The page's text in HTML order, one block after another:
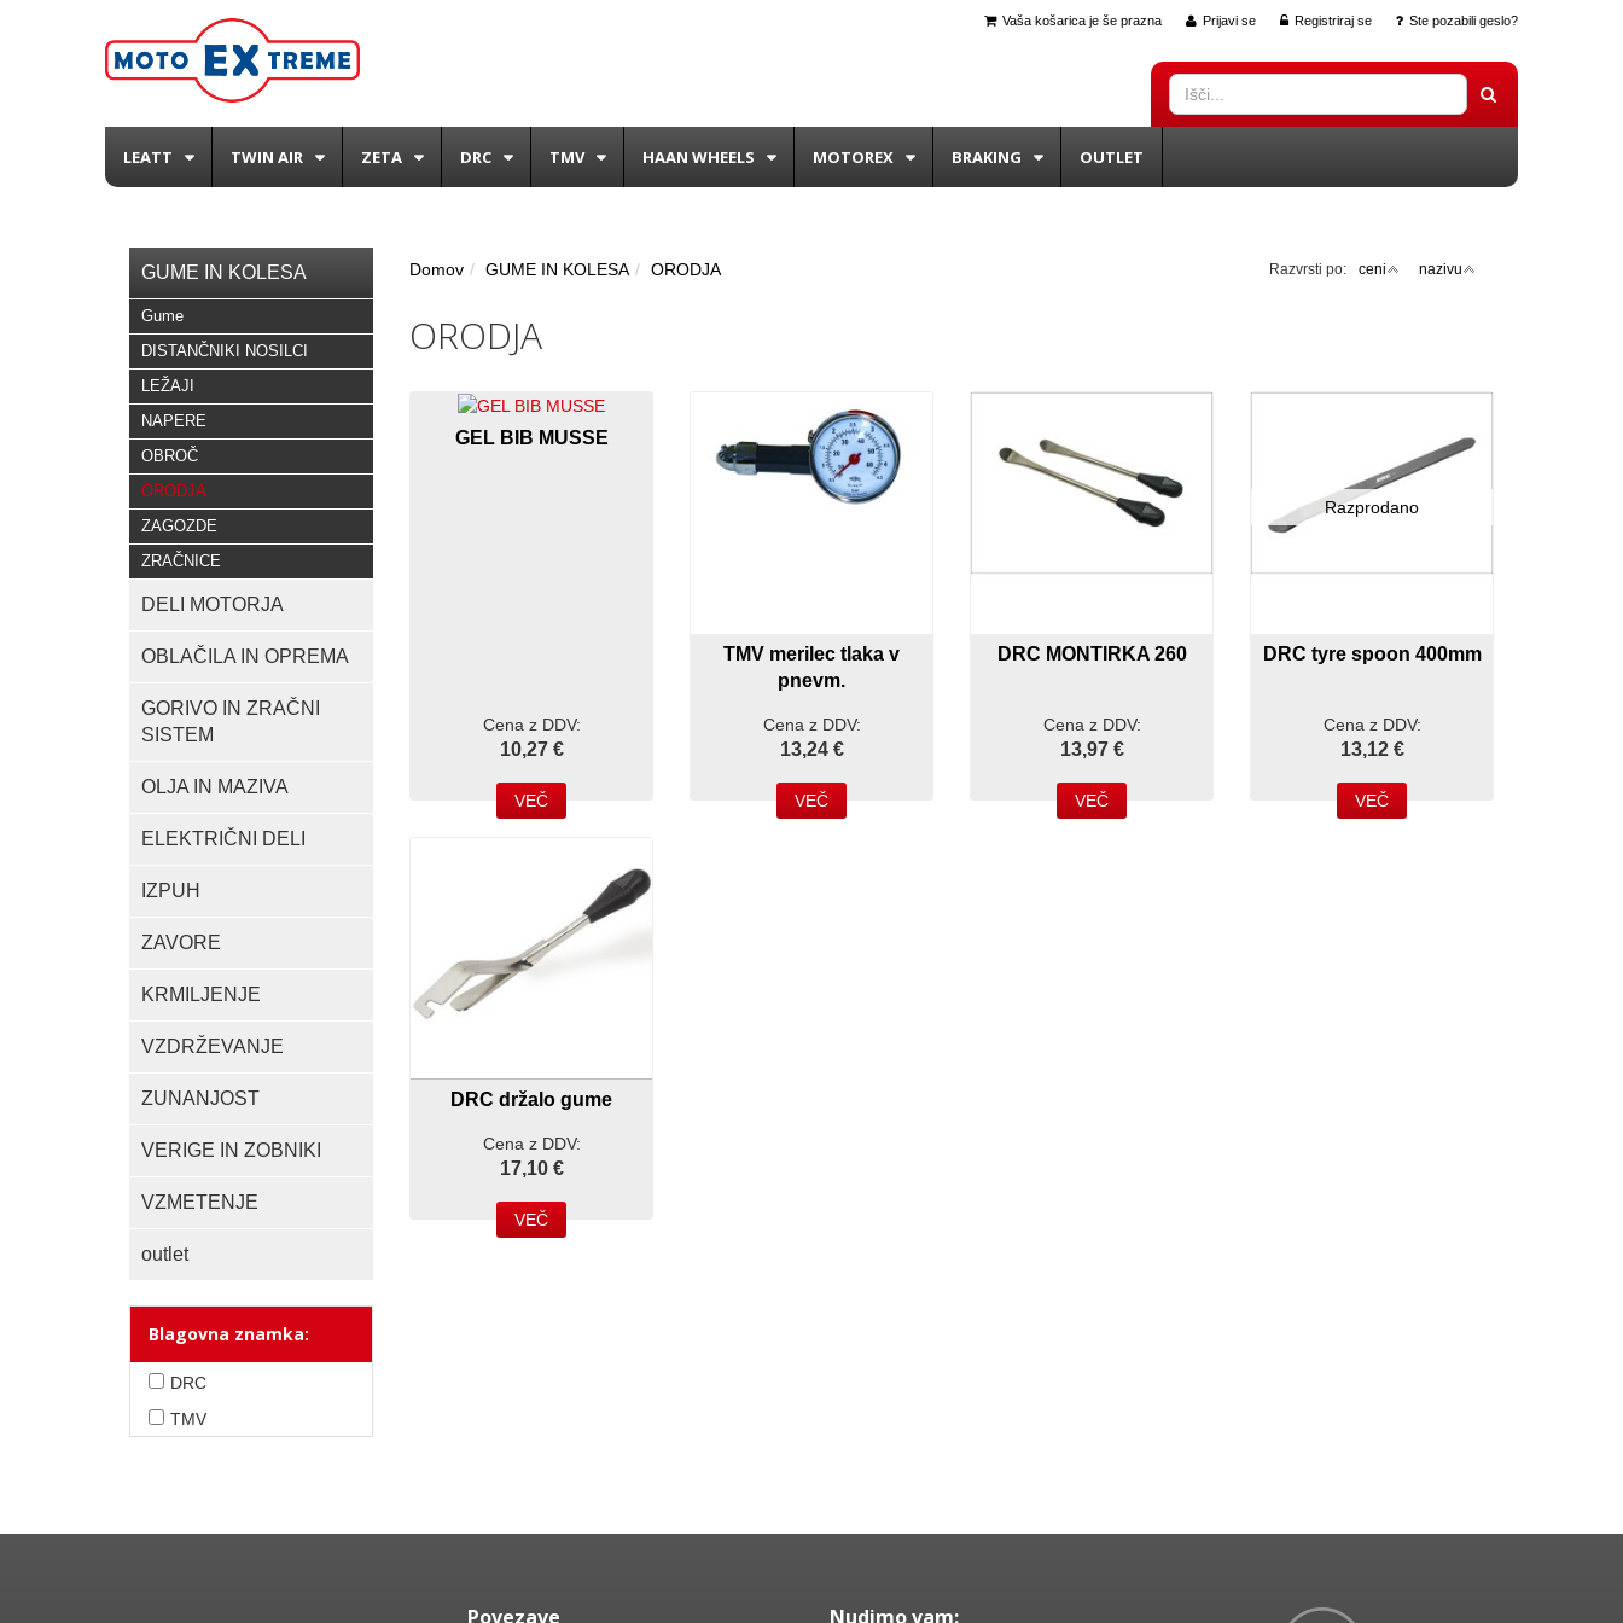
Prijavi se Registriraj se Ste pozabili geslo?
Vaša košarica je še prazna
LEATT TWIN AIR ZETA DRC TMV HAAN WHEELS MOTOREX BRAKING OUTLET
GUME IN KOLESA
Gume
DISTANČNIKI NOSILCI
LEŽAJI
NAPERE
OBROČ
ORODJA
ZAGOZDE
ZRAČNICE
DELI MOTORJA
OBLAČILA IN OPREMA
GORIVO IN ZRAČNI
SISTEM
OLJA IN MAZIVA
ELEKTRIČNI DELI
IZPUH
ZAVORE
KRMILJENJE
VZDRŽEVANJE
ZUNANJOST
VERIGE IN ZOBNIKI
VZMETENJE
outlet
Blagovna znamka:
DRC
TMV
Domov GUME IN KOLESA ORODJA Razvrsti po: ceni nazivu
ORODJA
GEL BIB MUSSE
Cena z DDV:
10,27 €
VEČ
TMV merilec tlaka v
pnevm.
Cena z DDV:
13,24 €
VEČ
DRC MONTIRKA 260
Cena z DDV:
13,97 €
VEČ
Razprodano
DRC tyre spoon 400mm
Cena z DDV:
13,12 €
VEČ
DRC držalo gume
Cena z DDV:
17,10 €
VEČ
Povezave Nudimo vam: